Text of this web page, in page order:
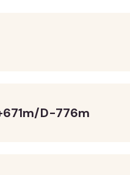
D-776m